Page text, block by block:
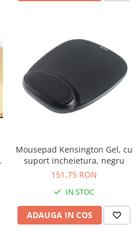
Mousepad Kensington Gel, cu
suport incheietura, negru
151,75 RON
IN STOC
ADAUGA IN COS